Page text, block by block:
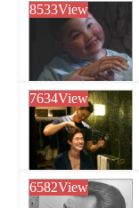
8533View
7634View
6582View